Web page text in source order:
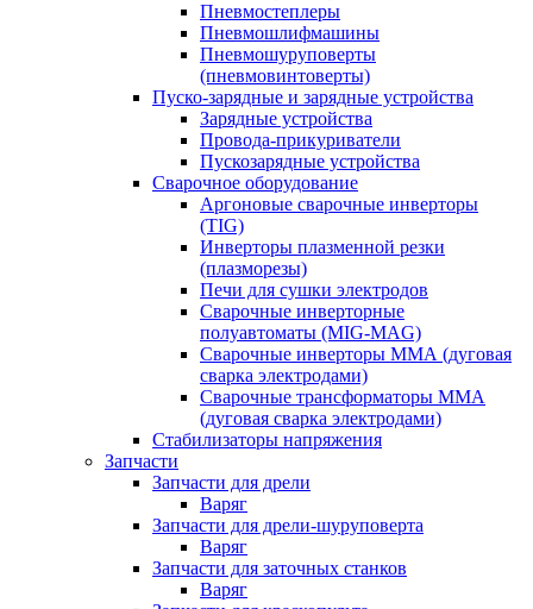
Пневмостеплеры
Пневмошлифмашины
Пневмошуруповерты
(пневмовинтоверты)
Пуско-зарядные и зарядные устройства
Зарядные устройства
Провода-прикуриватели
Пускозарядные устройства
Сварочное оборудование
Аргоновые сварочные инверторы
(TIG)
Инверторы плазменной резки
(плазморезы)
Печи для сушки электродов
Сварочные инверторные
полуавтоматы (MIG-MAG)
Сварочные инверторы ММА (дуговая
сварка электродами)
Сварочные трансформаторы ММА
(дуговая сварка электродами)
Стабилизаторы напряжения
Запчасти
Запчасти для дрели
Варяг
Запчасти для дрели-шуруповерта
Варяг
Запчасти для заточных станков
Варяг